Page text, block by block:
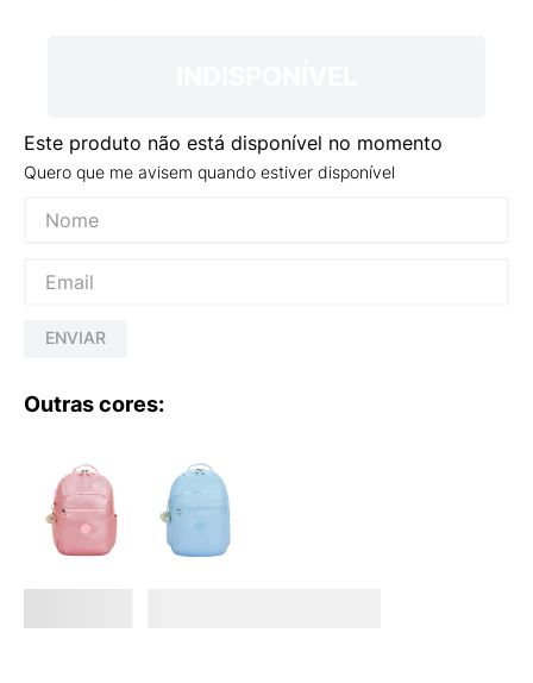
Este produto não está disponível no momento
Quero que me avisem quando estiver disponível
ENVIAR
Outras cores: